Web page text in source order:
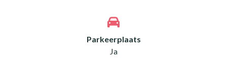
Parkeerplaats
Ja